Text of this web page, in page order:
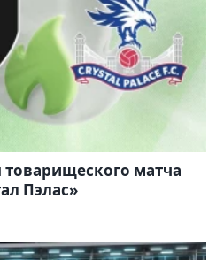
матча
Пэлас»